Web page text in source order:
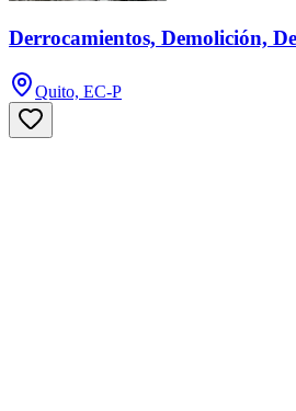
Derrocamientos, Demolición,
Quito, EC-P